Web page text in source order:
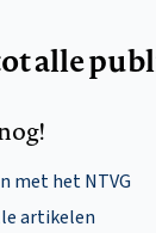
alle
met het NTVG
artikelen